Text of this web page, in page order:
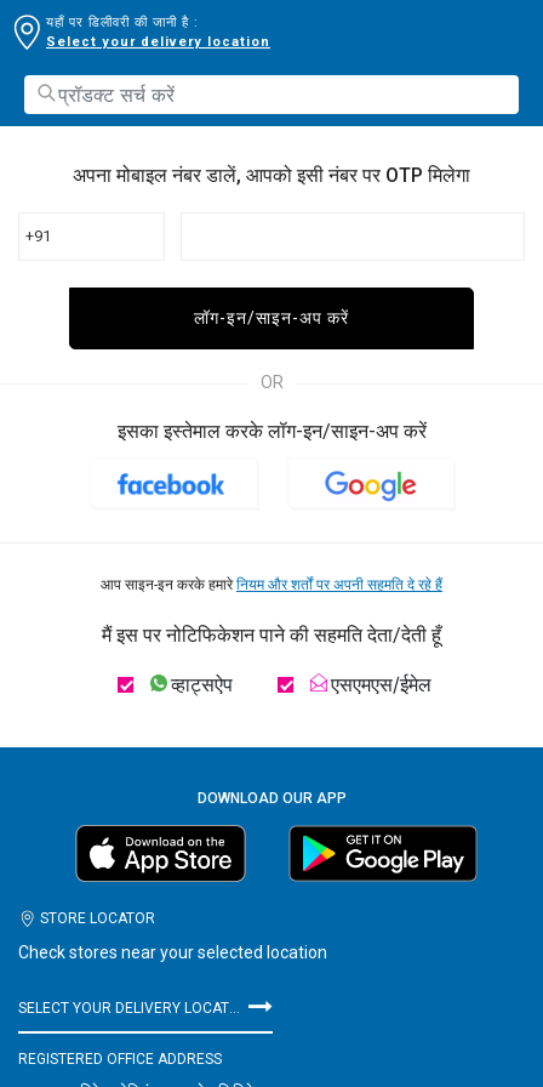
यहाँ पर डिलीवरी की जानी है :
Select your delivery location
अपना मोबाइल नंबर डालें, आपको इसी नंबर पर OTP मिलेगा
+91
लॉग-इन/साइन-अप करें
OR
इसका इस्तेमाल करके लॉग-इन/साइन-अप करें
आप साइन-इन करके हमारेनियम और शर्तों पर अपनी सहमति दे रहे हैं
मैं इस पर नोटिफिकेशन पाने की सहमति देता/देती हूँ
व्हाट्सऐप एसएमएस/ईमेल
DOWNLOAD OUR APP
STORE LOCATOR
Check stores near your selected location
SELECT YOUR DELIVERY LOCATION
REGISTERED OFFICE ADDRESS